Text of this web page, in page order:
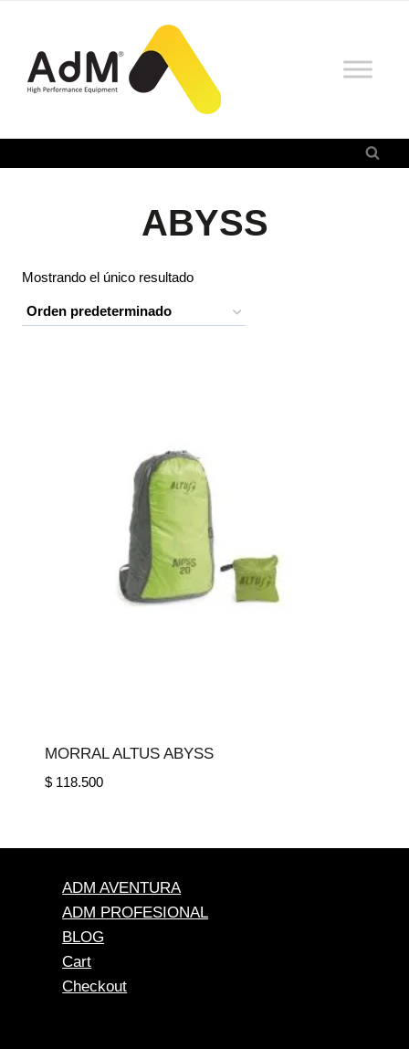
contenido
ABYSS
Mostrando el único resultado
MORRAL ALTUS ABYSS
$118.500
ADM AVENTURA
ADM PROFESIONAL
BLOG
Cart
Checkout